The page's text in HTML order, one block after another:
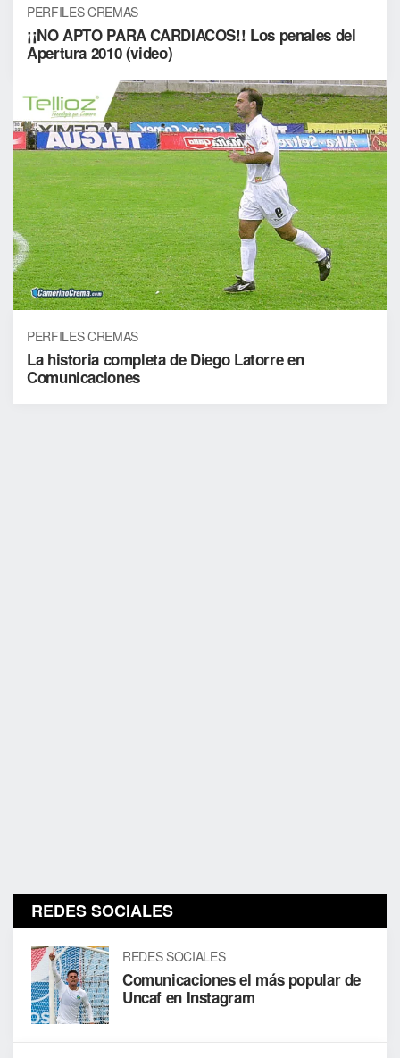
PERFILES CREMAS
¡¡NO APTO PARA CARDIACOS!! Los penales del
Apertura 2010 (video)
PERFILES CREMAS
La historia completa de Diego Latorre en
Comunicaciones
REDES SOCIALES
REDES SOCIALES
Comunicaciones el más popular de
Uncaf en Instagram